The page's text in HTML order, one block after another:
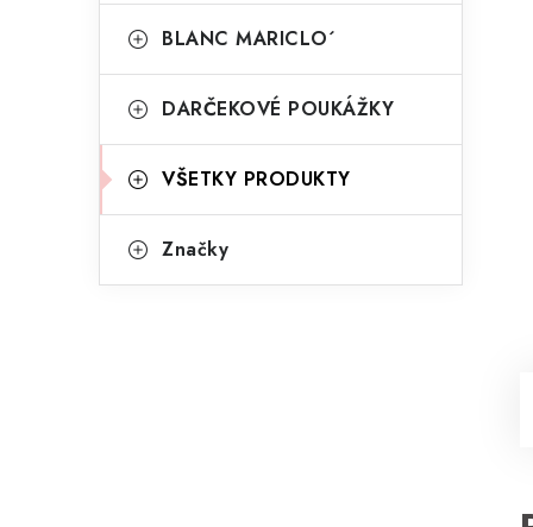
BLANC MARICLO´
DARČEKOVÉ POUKÁŽKY
VŠETKY PRODUKTY
Značky